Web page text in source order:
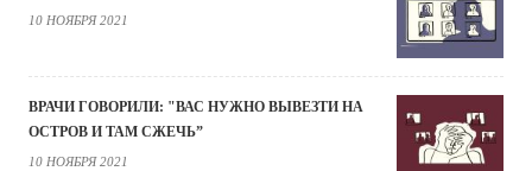
10 НОЯБРЯ 2021
ВРАЧИ ГОВОРИЛИ: "ВАС НУЖНО ВЫВЕЗТИ НА
ОСТРОВ И ТАМ СЖЕЧЬ”
10 НОЯБРЯ 2021